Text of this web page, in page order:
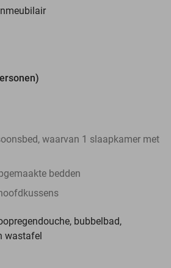
waarvan 1 slaapkamer met
bedden
bubbelbad,
wastafel